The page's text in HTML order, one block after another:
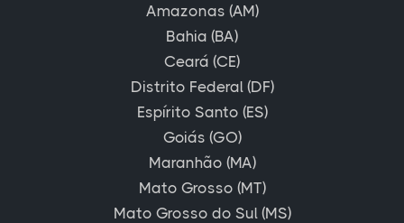
Amazonas (AM)
Bahia (BA)
Ceará (CE)
Distrito Federal (DF)
Espírito Santo (ES)
Goiás (GO)
Maranhão (MA)
Mato Grosso (MT)
Mato Grosso do Sul (MS)